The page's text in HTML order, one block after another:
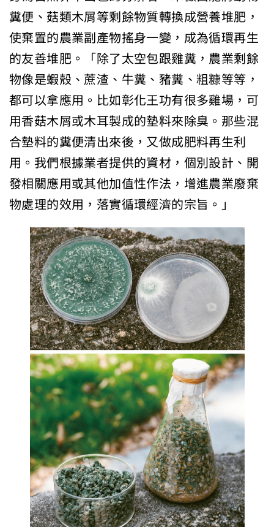
糞便、菇類木屑等剩餘物質轉換成營養堆肥，
使棄置的農業副產物搖身一變，成為循環再生
的友善堆肥。「除了太空包跟雞糞，農業剩餘
物像是蝦殼、蔗渣、牛糞、豬糞、粗糠等等，
都可以拿應用。比如彰化王功有很多雞場，可
用香菇木屑或木耳製成的墊料來除臭。那些混
合墊料的糞便清出來後，又做成肥料再生利
用。我們根據業者提供的資材，個別設計、開
發相關應用或其他加值性作法，增進農業廢棄
物處理的效用，落實循環經濟的宗旨。」